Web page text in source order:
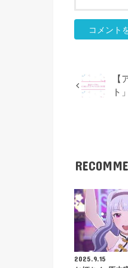
【
ト
2025.9.15